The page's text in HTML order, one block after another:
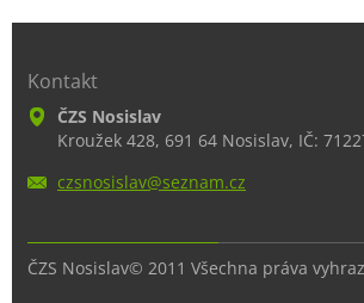
Kontakt
ČZS Nosislav
Kroužek 428, 691 64 Nosislav, IČ:
czsnosislav@seznam.cz
ČZS Nosislav© 2011 Všechna práva